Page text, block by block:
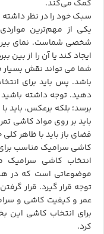
کمک می‌کند.
سبک خود را در نظر داشته
یکی از مهم‌ترین
شخصی شماست. نمای
ایجاد کند یا آن را از
شما می تواند نقش بسیار
باشد. پس باید برای
دهید. توجه داشته باشید
برسد؛ بلکه برعکس، باید
باید بر روی مواد کاشی
فضای باز باید با ظاهر
کاشی سرامیک مناسب
انتخاب کاشی سرامیک
موضوعاتی است که در
توجه قرار گیرد. قرار
عمر و کیفیت کاشی و
برای انتخاب کاشی این
کرد.